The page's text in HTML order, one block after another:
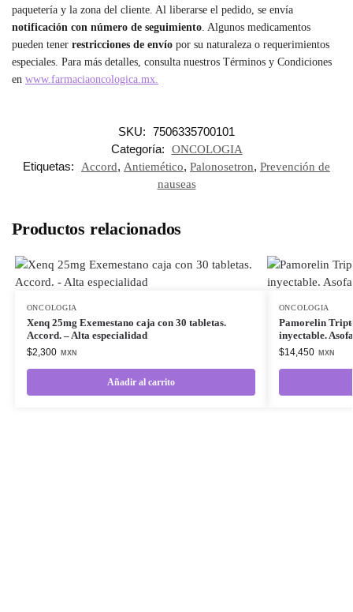
paquetería y la zona del cliente. Al liberarse el pedido, se envía
notificación con número de seguimiento. Algunos medicamentos
pueden tener restricciones de envío por su naturaleza o requerimientos
especiales. Para más detalles, consulta nuestros Términos y Condiciones
en www.farmaciaoncologica.mx.
SKU: 7506335700101
Categoría:
ONCOLOGIA
Etiquetas: Accord, Antiemético, Palonosetron, Prevención de
nauseas
Productos relacionados
ONCOLOGIA
Xenq 25mg Exemestano caja con 30 tabletas.
Accord. – Alta especialidad
$2,300 MXN
Añadir al carrito
ONCOLOGIA
Pamorelin
inyectable.
$14,450 MXN